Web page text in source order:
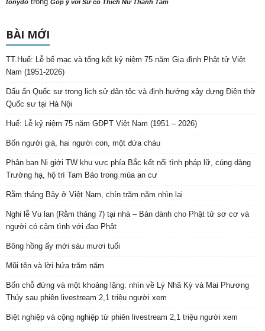
tonydo Góp ý với Sư cô Thích Nữ Thanh Tâm
BÀI MỚI
TT.Huế: Lễ bế mạc và tổng kết kỷ niệm 75 năm Gia đình Phật tử Việt
Nam (1951-2026)
Dấu ấn Quốc sư trong lịch sử dân tộc và định hướng xây dựng Điện thờ
Quốc sư tại Hà Nội
Huế: Lễ kỷ niệm 75 năm GĐPT Việt Nam (1951 – 2026)
Bốn người già, hai người con, một đứa cháu
Phân ban Ni giới TW khu vực phía Bắc kết nối tình pháp lữ, cúng dàng
Trường hạ, hộ trì Tam Bảo trong mùa an cư
Rằm tháng Bảy ở Việt Nam, chín trăm năm nhìn lại
Nghi lễ Vu lan (Rằm tháng 7) tại nhà – Bản dành cho Phật tử sơ cơ và
người có cảm tình với đạo Phật
Bông hồng ấy mới sáu mươi tuổi
Mũi tên và lời hứa trăm năm
Bốn chỗ đứng và một khoảng lặng: nhìn về Lý Nhã Kỳ và Mai Phương
Thúy sau phiên livestream 2,1 triệu người xem
Biệt nghiệp và cộng nghiệp từ phiên livestream 2,1 triệu người xem